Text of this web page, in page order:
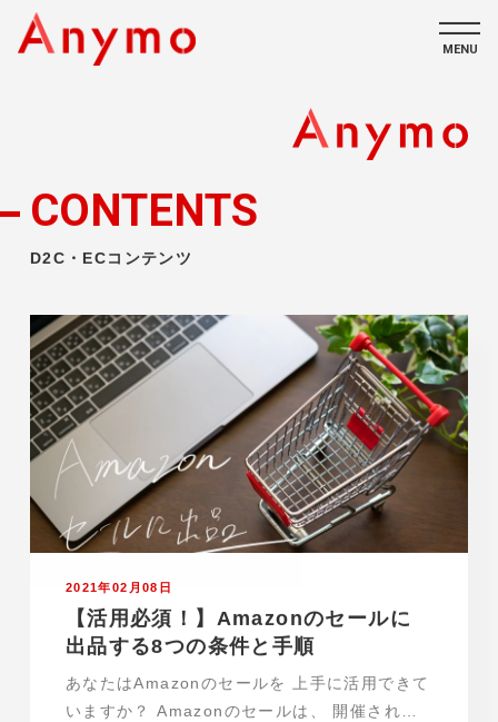
私たちについて
CONTACT
MENU
CONTENTS
D2C・ECコンテンツ
2021年02月08日
【活用必須！】Amazonのセールに
出品する8つの条件と手順
あなたはAmazonのセールを 上手に活用できて
いますか？ Amazonのセールは、 開催される